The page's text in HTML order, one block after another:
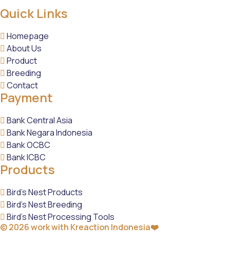
Quick Links
Homepage
About Us
Product
Breeding
Contact
Payment
Bank Central Asia
Bank Negara Indonesia
Bank OCBC
Bank ICBC
Products
Bird’s Nest Products
Bird’s Nest Breeding
Bird’s Nest Processing Tools
© 2026 work with Kreaction Indonesia❤️